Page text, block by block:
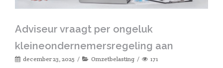
Adviseur vraagt per ongeluk
kleineondernemersregeling aan
december 23, 2025 Omzetbelasting 171